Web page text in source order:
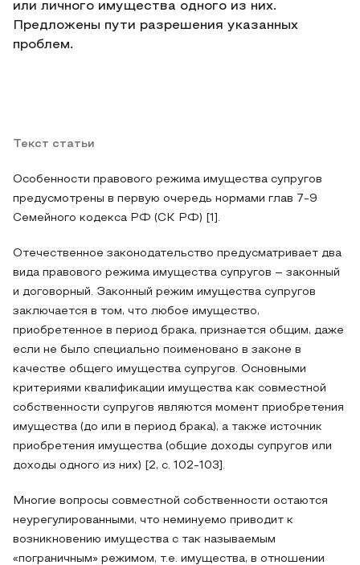
или личного имущества одного из них.
Предложены пути разрешения указанных
проблем.
Текст статьи
Особенности правового режима имущества супругов
предусмотрены в первую очередь нормами глав 7-9
Семейного кодекса РФ (СК РФ) [1].
Отечественное законодательство предусматривает два
вида правового режима имущества супругов – законный
и договорный. Законный режим имущества супругов
заключается в том, что любое имущество,
приобретенное в период брака, признается общим, даже
если не было специально поименовано в законе в
качестве общего имущества супругов. Основными
критериями квалификации имущества как совместной
собственности супругов являются момент приобретения
имущества (до или в период брака), а также источник
приобретения имущества (общие доходы супругов или
доходы одного из них) [2, с. 102-103].
Многие вопросы совместной собственности остаются
неурегулированными, что неминуемо приводит к
возникновению имущества с так называемым
«пограничным» режимом, т.е. имущества, в отношении